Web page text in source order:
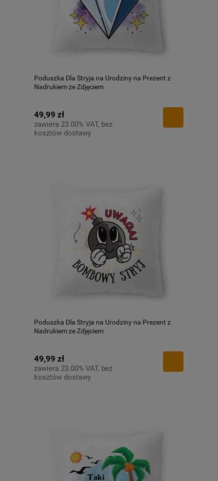
Poduszka Dla Stryja na Urodziny na Prezent z
Nadrukiem ze Zdjęciem
49,99 zł
zawiera 23.00% VAT, bez
kosztów dostawy
Poduszka Dla Stryja na Urodziny na Prezent z
Nadrukiem ze Zdjęciem
49,99 zł
zawiera 23.00% VAT, bez
kosztów dostawy